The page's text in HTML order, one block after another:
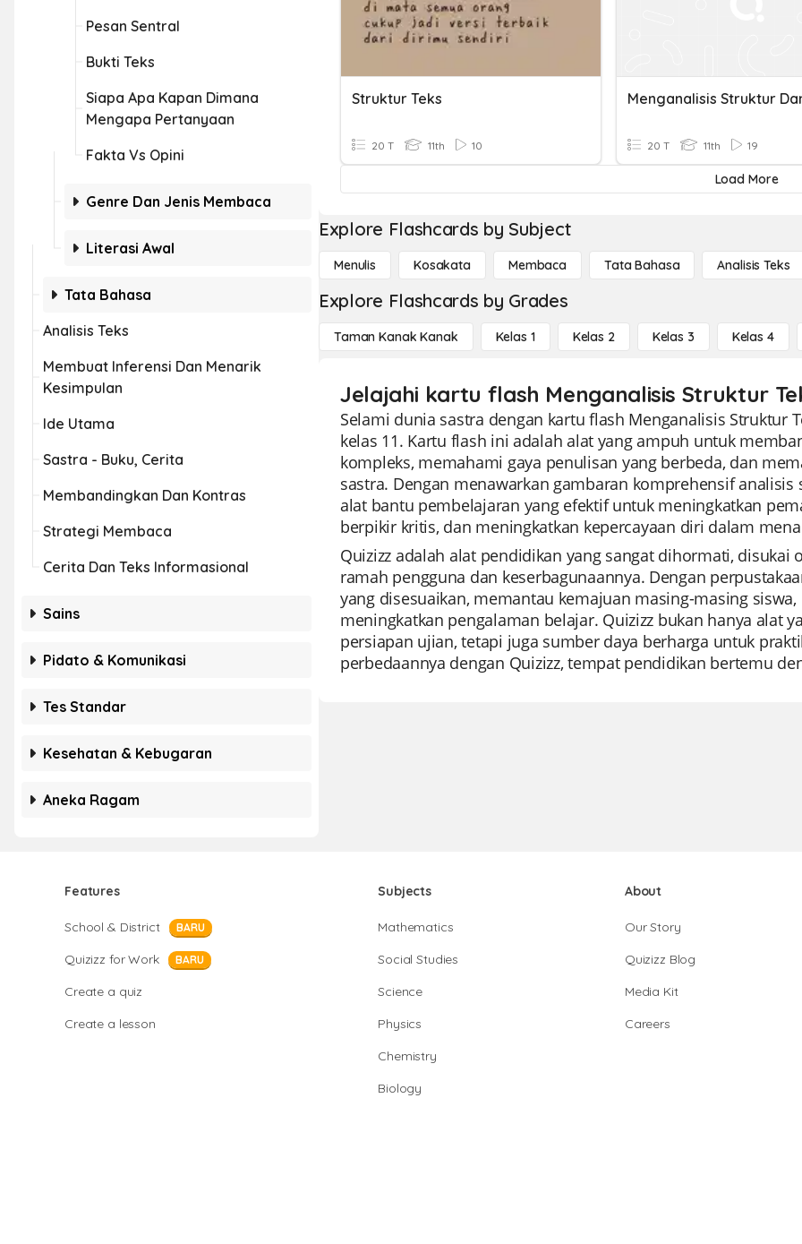
Pesan Sentral
Bukti Teks
Siapa Apa Kapan Dimana
Mengapa Pertanyaan
Fakta Vs Opini
Genre Dan Jenis Membaca
Literasi Awal
Tata Bahasa
Analisis Teks
Membuat Inferensi Dan Menarik
Kesimpulan
Ide Utama
Sastra - Buku, Cerita
Membandingkan Dan Kontras
Strategi Membaca
Cerita Dan Teks Informasional
Sains
Pidato & Komunikasi
Tes Standar
Kesehatan & Kebugaran
Aneka Ragam
Struktur Teks
20 T 11th 10 20 T 11th 19
Load More
Explore Flashcards by Subject
Menulis Kosakata Membaca Tata Bahasa Analisis Teks
Explore Flashcards by Grades
Taman Kanak Kanak Kelas 1 Kelas 2 Kelas 3 Kelas 4
Jelajahi kartu flash Menganalisis Struktur
Selami dunia sastra dengan kartu flash Menganalisis Struktur
kelas 11. Kartu flash ini adalah alat yang ampuh untuk
kompleks, memahami gaya penulisan yang berbeda, dan
sastra. Dengan menawarkan gambaran komprehensif
alat bantu pembelajaran yang efektif untuk meningkatkan
berpikir kritis, dan meningkatkan kepercayaan diri dalam
Quizizz adalah alat pendidikan yang sangat dihormati, disukai
ramah pengguna dan keserbagunaannya. Dengan
yang disesuaikan, memantau kemajuan masing-masing
meningkatkan pengalaman belajar. Quizizz bukan hanya alat
persiapan ujian, tetapi juga sumber daya berharga untuk
perbedaannya dengan Quizizz, tempat pendidikan bertemu
Features
School & District BARU
Quizizz for Work BARU
Create a quiz
Create a lesson
Subjects
Mathematics
Social Studies
Science
Physics
Chemistry
Biology
About
Our Story
Quizizz Blog
Media Kit
Careers